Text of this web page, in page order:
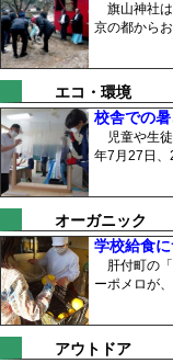
旗山神社は
京の都から
エコ・環境
校舎での
児童や生徒
年7月27日、
オーガニック
学校給食
肝付町の「
ーポメロが
アウトドア